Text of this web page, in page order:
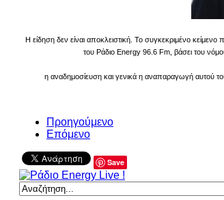
Η είδηση δεν είναι αποκλειστική. Το συγκεκριμένο
του Ράδιο Energy 96.6 Fm, βάσει του
η αναδημοσίευση και γενικά η αναπαραγωγή αυτού
Προηγούμενο
Επόμενο
Save